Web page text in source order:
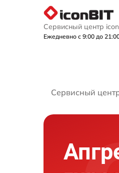
Сервисный центр
Ежедневно с 9:00 до
Сервисный